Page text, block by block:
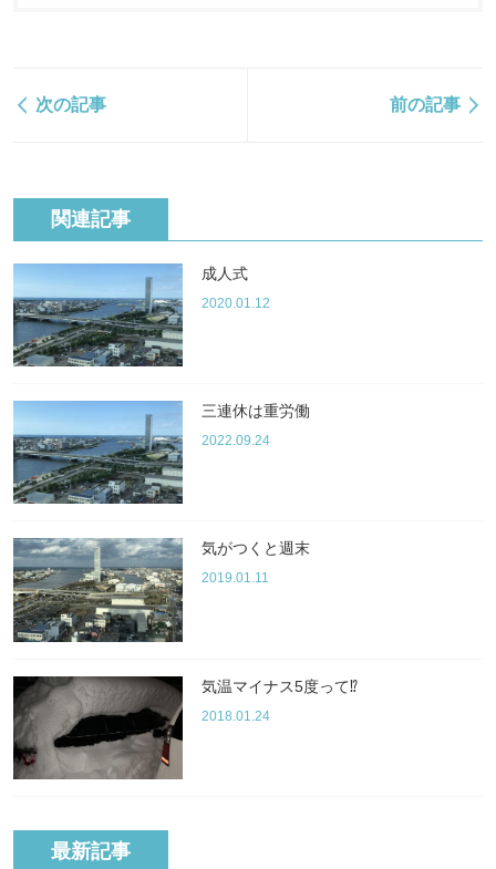
次の記事 前の記事
関連記事
成人式
2020.01.12
三連休は重労働
2022.09.24
気がつくと週末
2019.01.11
気温マイナス5度って⁉︎
2018.01.24
最新記事